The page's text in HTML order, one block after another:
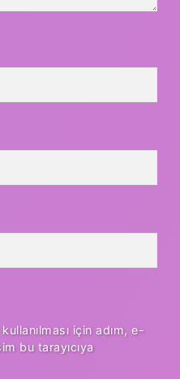
için adım, e-
bu tarayıcıya